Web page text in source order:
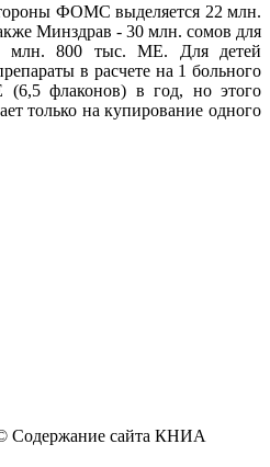
ФОМС выделяется 22 млн.
Минздрав - 30 млн. сомов для
млн. 800 тыс. МЕ. Для детей
в расчете на 1 больного
флаконов) в год, но этого
только на купирование одного
Содержание сайта КНИА